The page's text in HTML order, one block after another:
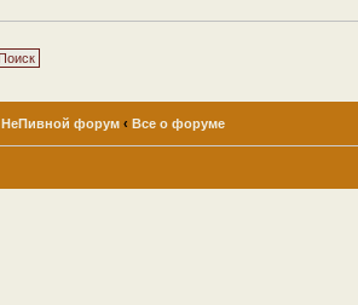
НеПивной форум ‹ Все о форуме